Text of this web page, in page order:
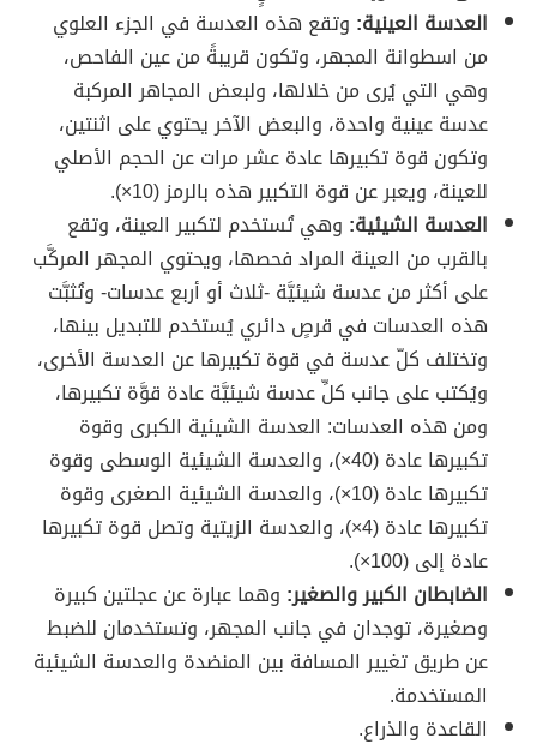
العدسة العينية: وتقع هذه العدسة في الجزء العلوي
من اسطوانة المجهر، وتكون قريبةً من عين الفاحص،
وهي التي يُرى من خلالها، ولبعض المجاهر المركبة
عدسة عينية واحدة، والبعض الآخر يحتوي على اثنتين،
وتكون قوة تكبيرها عادة عشر مرات عن الحجم الأصلي
للعينة، ويعبر عن قوة التكبير هذه بالرمز (10×).
العدسة الشيئية: وهي تُستخدم لتكبير العينة، وتقع
بالقرب من العينة المراد فحصها، ويحتوي المجهر المركَّب
على أكثر من عدسة شيئيَّة -ثلاث أو أربع عدسات- وتُثبَّت
هذه العدسات في قرصٍ دائري يُستخدم للتبديل بينها،
وتختلف كلّ عدسة في قوة تكبيرها عن العدسة الأخرى،
ويُكتب على جانب كلِّ عدسة شيئيَّة عادة قوَّة تكبيرها،
ومن هذه العدسات: العدسة الشيئية الكبرى وقوة
تكبيرها عادة (40×)، والعدسة الشيئية الوسطى وقوة
تكبيرها عادة (10×)، والعدسة الشيئية الصغرى وقوة
تكبيرها عادة (4×)، والعدسة الزيتية وتصل قوة تكبيرها
عادة إلى (100×).
الضابطان الكبير والصغير: وهما عبارة عن عجلتين كبيرة
وصغيرة، توجدان في جانب المجهر، وتستخدمان للضبط
عن طريق تغيير المسافة بين المنضدة والعدسة الشيئية
المستخدمة.
القاعدة والذراع.